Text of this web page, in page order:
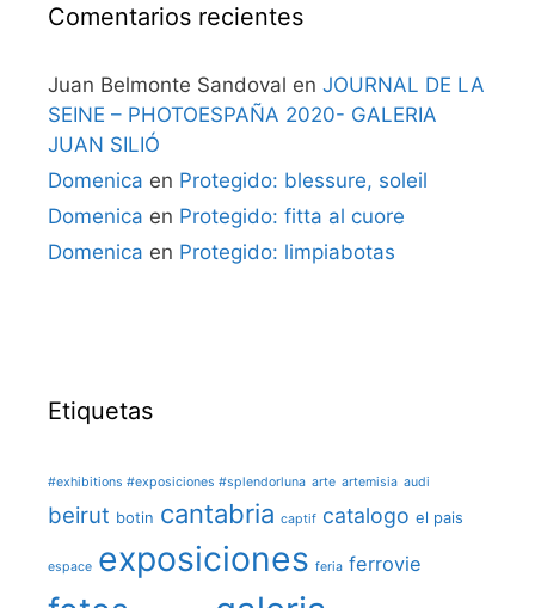
Comentarios recientes
Juan Belmonte Sandoval en JOURNAL DE LA
SEINE – PHOTOESPAÑA 2020- GALERIA
JUAN SILIÓ
Domenica en Protegido: blessure, soleil
Domenica en Protegido: fitta al cuore
Domenica en Protegido: limpiabotas
Etiquetas
#exhibitions #exposiciones #splendorluna arte artemisia audi
beirut botin cantabria captif catalogo el pais
espace exposiciones feria ferrovie